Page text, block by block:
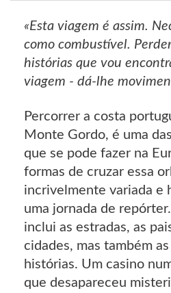
«Esta viagem é assim.
como combustível.
histórias que vou
viagem - dá-lhe
Percorrer a costa
Monte Gordo, é uma
que se pode fazer na
formas de cruzar essa
incrivelmente variada e
uma jornada de
inclui as estradas, as
cidades, mas também as
histórias. Um casino
que desapareceu